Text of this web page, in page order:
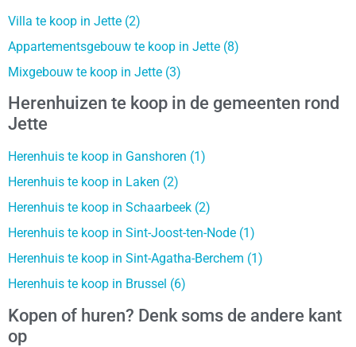
Villa te koop in Jette (2)
Appartementsgebouw te koop in Jette (8)
Mixgebouw te koop in Jette (3)
Herenhuizen te koop in de gemeenten rond
Jette
Herenhuis te koop in Ganshoren (1)
Herenhuis te koop in Laken (2)
Herenhuis te koop in Schaarbeek (2)
Herenhuis te koop in Sint-Joost-ten-Node (1)
Herenhuis te koop in Sint-Agatha-Berchem (1)
Herenhuis te koop in Brussel (6)
Kopen of huren? Denk soms de andere kant
op